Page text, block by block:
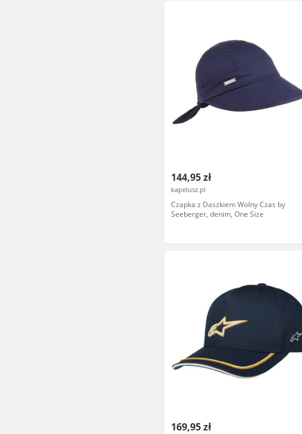
144,95 zł
kapelusz.pl
Czapka z Daszkiem Wolny Czas by
Seeberger, denim, One Size
169,95 zł